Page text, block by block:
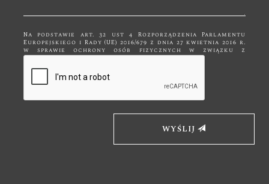
Na podstawie art. 32 ust 4 Rozporządzenia Parlamentu
Europejskiego i Rady (UE) 2016/679 z dnia 27 kwietnia 2016 r.
w sprawie ochrony osób fizycznych w związku z
przetwarzaniem danych osobowych i w sprawie
swobodnego przepływu takich danych, zwane dalej RODO
Państwa dane przetwarzane są tylko do celów
kontaktowych i nie będą udostępniane innym podmiotom
będą przetwarzane tylko i wyłącznie do momentu
Administratorem podanych przez Panią/Pana danych
32-650 Kęty. Wybierając drogę kontaktu z nami za pomocą
formularza kontaktowego, jednocześnie wyraża Pani/Pan
WYŚLIJ